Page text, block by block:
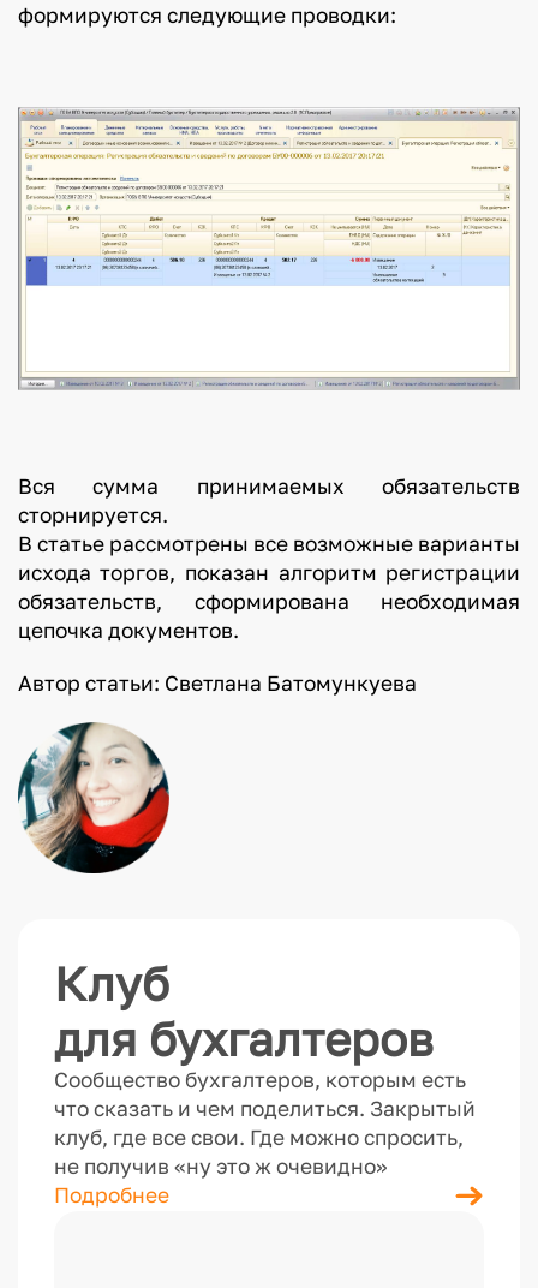
формируются следующие проводки:
Вся сумма принимаемых обязательств
сторнируется.
В статье рассмотрены все возможные варианты
исхода торгов, показан алгоритм регистрации
обязательств, сформирована необходимая
цепочка документов.
Автор статьи: Светлана Батомункуева
Клуб
для бухгалтеров
Сообщество бухгалтеров, которым есть
что сказать и чем поделиться. Закрытый
клуб, где все свои. Где можно спросить,
не получив «ну это ж очевидно»
Подробнее